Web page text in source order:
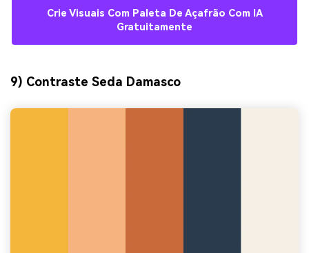
Crie Visuais Com Paleta De Açafrão Com IA
Gratuitamente
9) Contraste Seda Damasco